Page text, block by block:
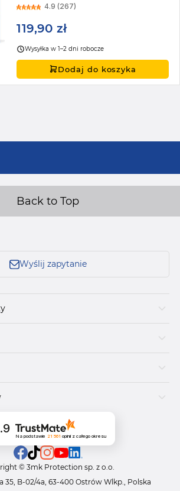
4.9 (267)
119,90 zł
Wysyłka w 1–2 dni robocze
Dodaj do koszyka
Back to Top
Wyślij zapytanie
Na podstawie 21 561 opinii z całego okresu
© 3mk Protection sp. z o.o.
35, B-02/4a, 63-400 Ostrów Wlkp., Polska